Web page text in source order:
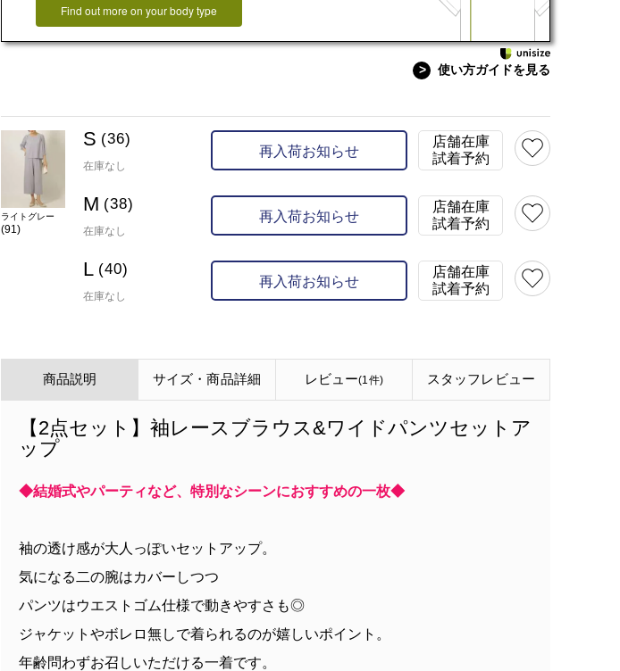
Find out more on your body type
> 使い方ガイドを見る
ライトグレー
(91)
S (36)
在庫なし
再入荷お知らせ
店舗在庫
試着予約
M (38)
在庫なし
再入荷お知らせ
店舗在庫
試着予約
L (40)
在庫なし
再入荷お知らせ
店舗在庫
試着予約
商品説明 サイズ・商品詳細 レビュー(1件) スタッフ レビュー
【2点セット】袖レースブラウス&ワイドパンツセットア
ップ
◆結婚式やパーティなど、特別なシーンにおすすめの一枚◆
袖の透け感が大人っぽいセットアップ。
気になる二の腕はカバーしつつ
パンツはウエストゴム仕様で動きやすさも◎
ジャケットやボレロ無しで着られるのが嬉しいポイント。
年齢問わずお召しいただける一着です。